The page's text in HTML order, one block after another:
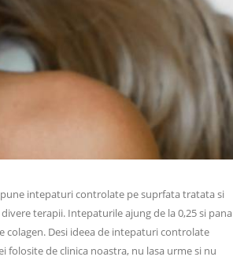
intepaturi controlate pe suprfata tratata si
terapii. Intepaturile ajung de la 0,25 si pana
colagen. Desi ideea de intepaturi controlate
folosite de clinica noastra, nu lasa urme si nu